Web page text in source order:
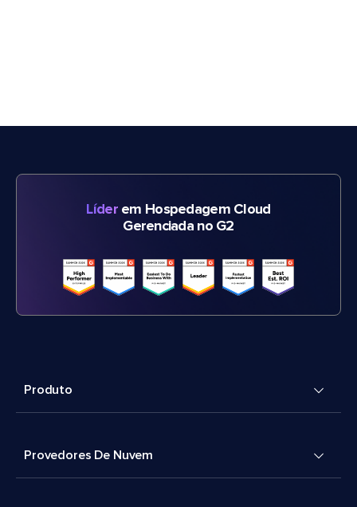
Líderem Hospedagem Cloud
Gerenciada no G2
Produto
Provedores De Nuvem